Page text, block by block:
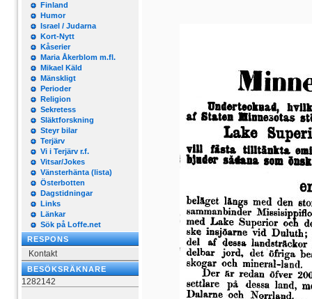
Finland
Humor
Israel / Judarna
Kort-Nytt
Kåserier
Maria Åkerblom m.fl.
Mikael Käld
Mänskligt
Perioder
Religion
Sekretess
Släktforskning
Steyr bilar
Terjärv
Vi i Terjärv r.f.
Vitsar/Jokes
Vänsterhänta (lista)
Österbotten
Dagstidningar
Links
Länkar
Sök på Loffe.net
RESPONS
Kontakt
BESÖKSRÄKNARE
1282142